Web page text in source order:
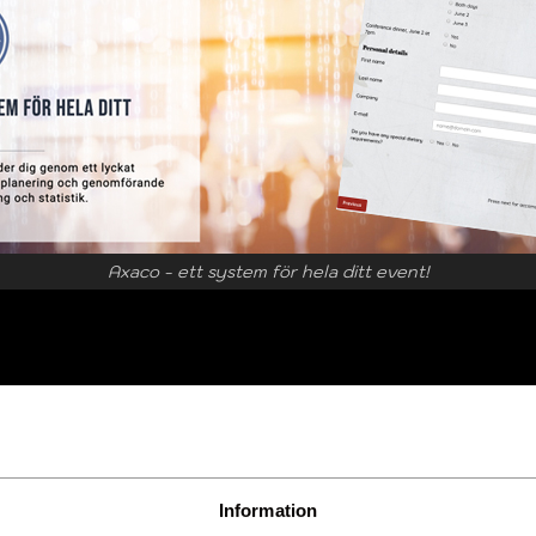
Information
Axaco - ett system för hela ditt event!
»DIREKTMAIL